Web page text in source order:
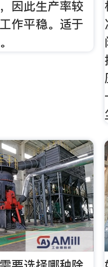
因此生产率较
作平稳。适于